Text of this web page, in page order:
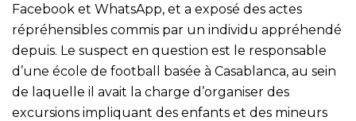
Facebook et WhatsApp, et a exposé des actes
répréhensibles commis par un individu appréhendé
depuis. Le suspect en question est le responsable
d’une école de football basée à Casablanca, au sein
de laquelle il avait la charge d’organiser des
excursions impliquant des enfants et des mineurs